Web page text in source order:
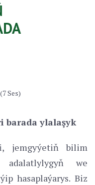
Ses)
barada ylalaşyk
jemgyýetiň bilim
adalatlylygyň we
hasaplaýarys. Biz